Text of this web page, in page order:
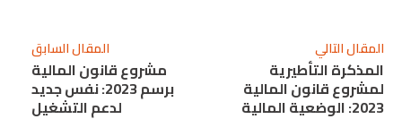
المقال السابق
مشروع قانون المالية
برسم 2023: نفس جديد
لدعم التشغيل
المقال التالي
المذكرة التأطيرية
لمشروع قانون المالية
2023: الوضعية المالية